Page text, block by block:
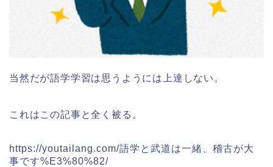
当然だが語学学習は思うようには上達しない。
これはこの記事と全く被る。
https://youtailang.com/語学と武道は一緒、稽古が大
事です%E3%80%82/